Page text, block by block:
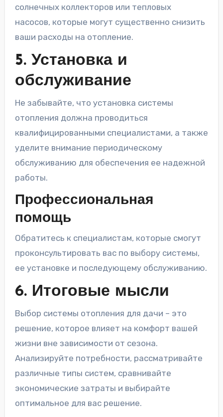
солнечных коллекторов или тепловых
насосов, которые могут существенно снизить
ваши расходы на отопление.
5. Установка и
обслуживание
Не забывайте, что установка системы
отопления должна проводиться
квалифицированными специалистами, а также
уделите внимание периодическому
обслуживанию для обеспечения ее надежной
работы.
Профессиональная
помощь
Обратитесь к специалистам, которые смогут
проконсультировать вас по выбору системы,
ее установке и последующему обслуживанию.
6. Итоговые мысли
Выбор системы отопления для дачи – это
решение, которое влияет на комфорт вашей
жизни вне зависимости от сезона.
Анализируйте потребности, рассматривайте
различные типы систем, сравнивайте
экономические затраты и выбирайте
оптимальное для вас решение.